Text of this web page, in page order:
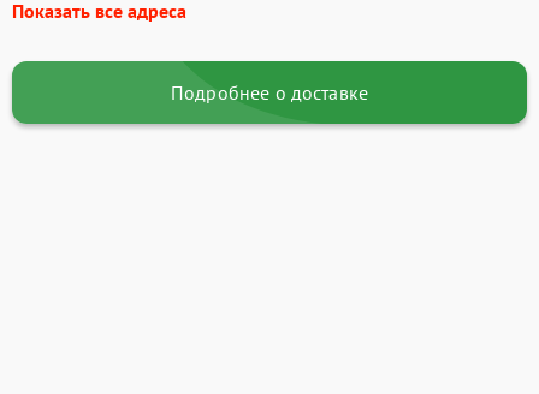
Показать все адреса
Подробнее о доставке